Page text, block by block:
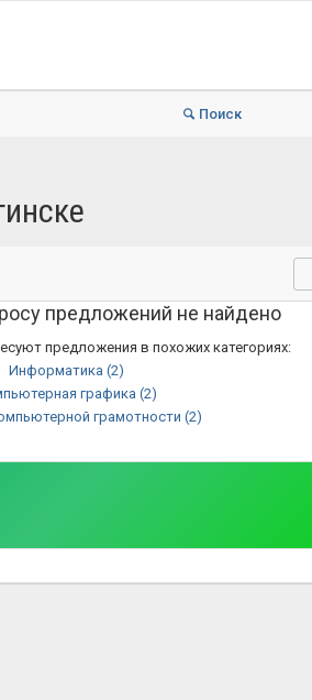
Поиск
предложений не найдено
предложения в похожих категориях:
Информатика (2)
графика (2)
грамотности (2)